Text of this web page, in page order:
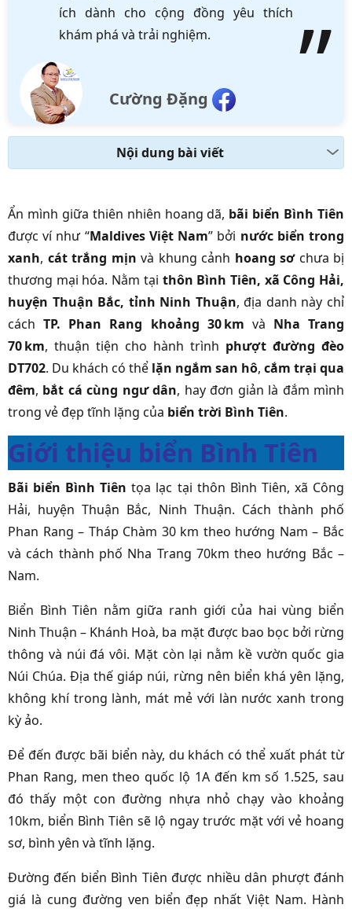
ích dành cho cộng đồng yêu thích
khám phá và trải nghiệm.
Cường Đặng
Nội dung bài viết
Ẩn mình giữa thiên nhiên hoang dã, bãi biển Bình Tiên
được ví như “Maldives Việt Nam” bởi nước biển trong
xanh, cát trắng mịn và khung cảnh hoang sơchưa bị
thương mại hóa. Nằm tại thôn Bình Tiên, xã Công Hải,
huyện Thuận Bắc, tỉnh Ninh Thuận, địa danh này chỉ
cáchTP. Phan Rang khoảng 30 km và Nha Trang
70 km, thuận tiện cho hành trình phượt đường đèo
DT702. Du khách có thể lặn ngắm san hô, cắm trại qua
đêm, bắt cá cùng ngư dân, hay đơn giản là đắm mình
trong vẻ đẹp tĩnh lặng của biển trời Bình Tiên.
Giới thiệu biển Bình Tiên
Bãi biển Bình Tiên tọa lạc tại thôn Bình Tiên, xã Công
Hải, huyện Thuận Bắc, Ninh Thuận. Cách thành phố
Phan Rang – Tháp Chàm 30 km theo hướng Nam – Bắc
và cách thành phố Nha Trang 70km theo hướng Bắc –
Nam.
Biển Bình Tiên nằm giữa ranh giới của hai vùng biển
Ninh Thuận – Khánh Hoà, ba mặt được bao bọc bởi rừng
thông và núi đá vôi. Mặt còn lại nằm kề vườn quốc gia
Núi Chúa. Địa thế giáp núi, rừng nên biển khá yên lặng,
không khí trong lành, mát mẻ với làn nước xanh trong
kỳ ảo.
Để đến được bãi biển này, du khách có thể xuất phát từ
Phan Rang, men theo quốc lộ 1A đến km số 1.525, sau
đó thấy một con đường nhựa nhỏ chạy vào khoảng
10km, biển Bình Tiên sẽ lộ ngay trước mặt với vẻ hoang
sơ, bình yên và tĩnh lặng.
Đường đến biển Bình Tiên được nhiều dân phượt đánh
giá là cung đường ven biển đẹp nhất Việt Nam. Hành